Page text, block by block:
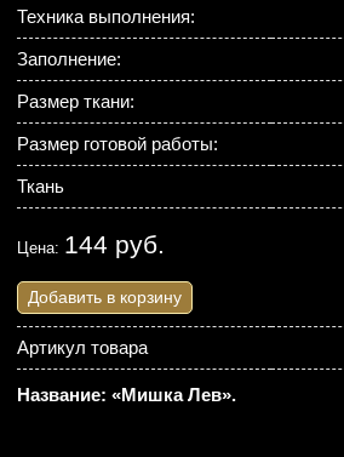
Техника выполнения:
Заполнение:
Размер ткани:
Размер готовой работы:
Ткань
Цена: 144 руб.
Добавить в корзину
Артикул товара
Название: «Мишка Лев».